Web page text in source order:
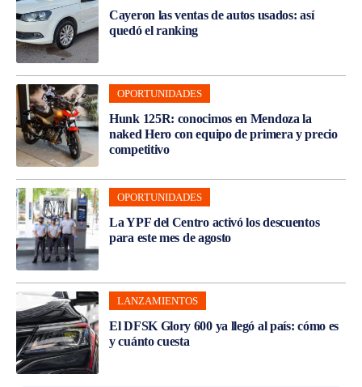
Cayeron las ventas de autos usados: así
quedó el ranking
OPORTUNIDADES
Hunk 125R: conocimos en Mendoza la
naked Hero con equipo de primera y precio
competitivo
OPORTUNIDADES
La YPF del Centro activó los descuentos
para este mes de agosto
LANZAMIENTOS
El DFSK Glory 600 ya llegó al país: cómo es
y cuánto cuesta